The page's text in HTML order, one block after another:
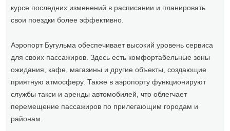
курсе последних изменений в расписании и планировать
свои поездки более эффективно.
Аэропорт Бугульма обеспечивает высокий уровень сервиса
для своих пассажиров. Здесь есть комфортабельные зоны
ожидания, кафе, магазины и другие объекты, создающие
приятную атмосферу. Также в аэропорту функционируют
службы такси и аренды автомобилей, что облегчает
перемещение пассажиров по прилегающим городам и
районам.